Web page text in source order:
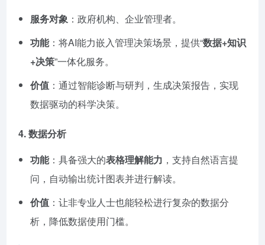
服务对象 ：政府机构、企业管理者。
功能：将AI能力嵌入管理决策场景，提供“数据+知识
+决策”一体化服务。
价值 ：通过智能诊断与研判，生成决策报告，实现
数据驱动的科学决策。
4.数据分析
功能：具备强大的表格理解能力 ，支持自然语言提
问，自动输出统计图表并进行解读。
价值 ：让非专业人士也能轻松进行复杂的数据分
析，降低数据使用门槛。